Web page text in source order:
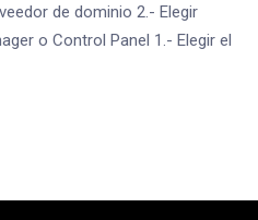
de dominio 2.- Elegir
o Control Panel 1.- Elegir el